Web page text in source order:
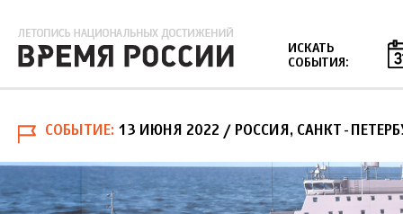
ИСКАТЬ
СОБЫТИЯ:
СОБЫТИЕ 13 ИЮНЯ 2022 / РОССИЯ, САНКТ-